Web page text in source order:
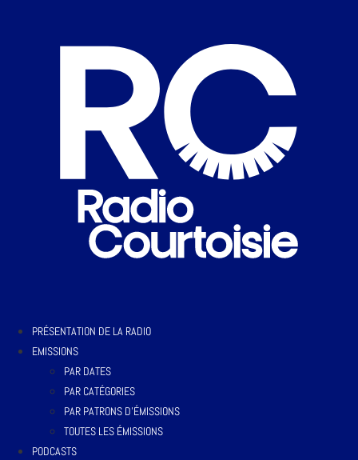
PRÉSENTATION DE LA RADIO
EMISSIONS
PAR DATES
PAR CATÉGORIES
PAR PATRONS D’ÉMISSIONS
TOUTES LES ÉMISSIONS
PODCASTS